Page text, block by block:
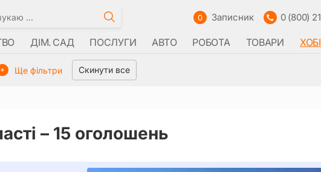
0 Записник 0 (800)
ДІМ. САД ПОСЛУГИ АВТО РОБОТА ТОВАРИ ХОБІ
Ще фільтри Скинути все
– 15 оголошень